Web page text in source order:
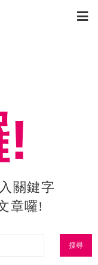
關鍵字
章囉!